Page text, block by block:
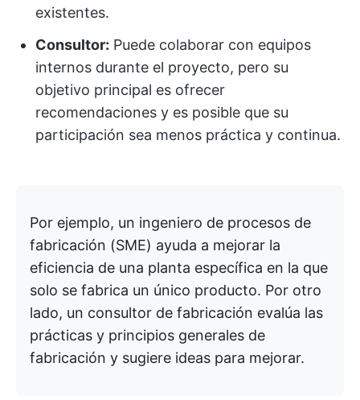
existentes.
Consultor: Puede colaborar con equipos
internos durante el proyecto, pero su
objetivo principal es ofrecer
recomendaciones y es posible que su
participación sea menos práctica y continua.
Por ejemplo, un ingeniero de procesos de
fabricación (SME) ayuda a mejorar la
eficiencia de una planta específica en la que
solo se fabrica un único producto. Por otro
lado, un consultor de fabricación evalúa las
prácticas y principios generales de
fabricación y sugiere ideas para mejorar.